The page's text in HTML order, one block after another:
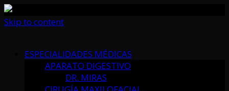
Skip to content
ESPECIALIDADES MÉDICAS
APARATO DIGESTIVO
DR. MIRAS